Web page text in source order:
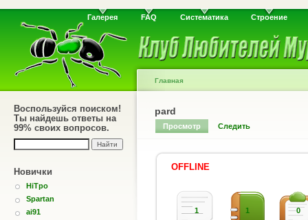
Галерея FAQ Систематика Строение
Воспользуйся поиском!
Ты найдешь ответы на
99% своих вопросов.
Новички
HiTpo
Spartan
ai91
Главная
pard
Просмотр Следить
OFFLINE
1 1 0